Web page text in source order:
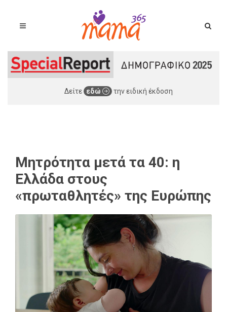
Δείτε εδώ την ειδική έκδοση
Μητρότητα μετά τα 40: η
Ελλάδα στους
«πρωταθλητές» της Ευρώπης